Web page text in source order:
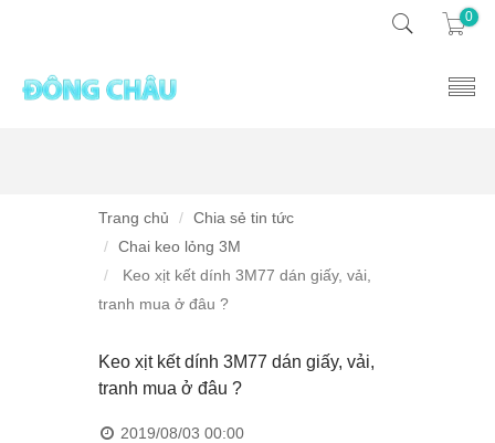
Keo xịt kết dính 3M77 dán giấy, vải,
tranh mua ở đâu ?
2019/08/03 00:00
0
Trang chủ
Chia sẻ tin tức
Chai keo lỏng 3M
Keo xịt kết dính 3M77 dán giấy, vải,
tranh mua ở đâu ?